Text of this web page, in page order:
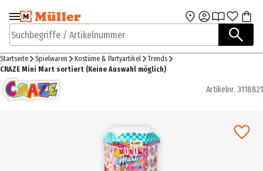
Zur Navigation
springen
Zum Hauptinhalt
Suchbegriffe / Artikelnummer
Startseite Spielwaren Kostüme & Partyartikel
Trends
CRAZE Mini Mart sortiert (Keine Auswahl möglich)
Artikelnr. 3118821